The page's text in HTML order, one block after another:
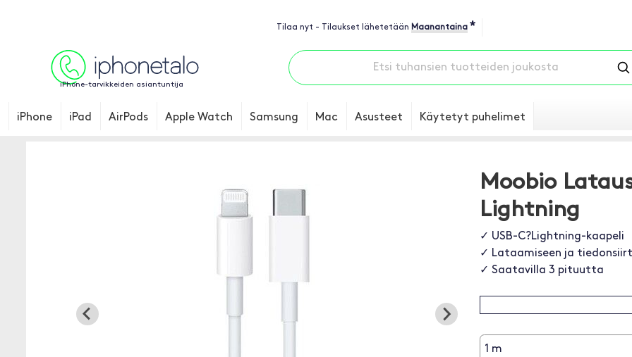
Tilaa nyt - Tilaukset lähetetään Maanantaina *
iPhone-tarvikkeiden asiantuntija
iPhone iPad AirPods Apple Watch Samsung Mac Asusteet Käytetyt puhelimet
Moobio
Lightning
✓ USB-C?Lightning-kaapeli
✓ Lataamiseen ja
✓ Saatavilla 3 pituutta
1 m